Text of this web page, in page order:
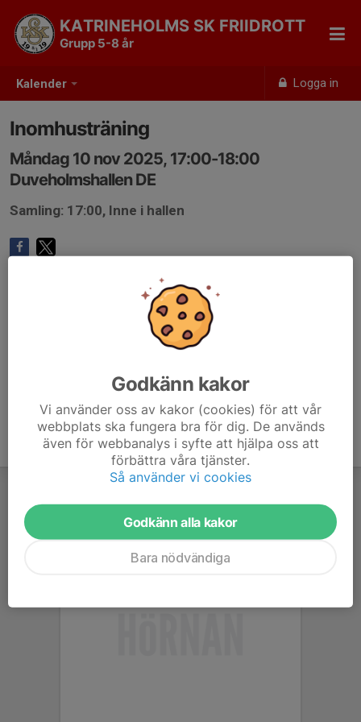
Kalender Logga in
KATRINEHOLMS SK FRIIDROTT
Grupp 5-8 år
Inomhusträning
Måndag 10 nov 2025, 17:00-18:00
Duveholmshallen DE
Samling: 17:00, Inne i hallen
Godkänn kakor
Vi använder oss av kakor (cookies) för att vår
webbplats ska fungera bra för dig. De används
även för webbanalys i syfte att hjälpa oss att
förbättra våra tjänster.
Så använder vi cookies
Godkänn alla kakor
Bara nödvändiga